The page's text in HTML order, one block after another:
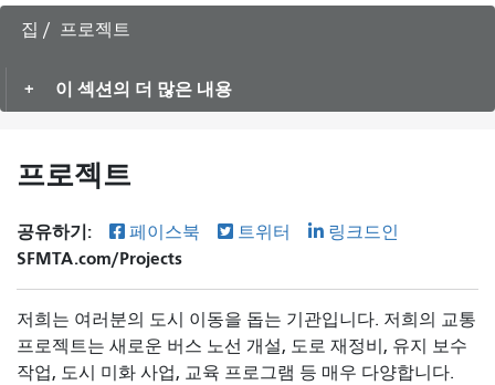
집 프로젝트
이 섹션의 더 많은 내용
프로젝트
공유하기: 페이스북 트위터 링크드인
SFMTA.com/Projects
저희는 여러분의 도시 이동을 돕는 기관입니다. 저희의 교통
프로젝트는 새로운 버스 노선 개설, 도로 재정비, 유지 보수
작업, 도시 미화 사업, 교육 프로그램 등 매우 다양합니다.